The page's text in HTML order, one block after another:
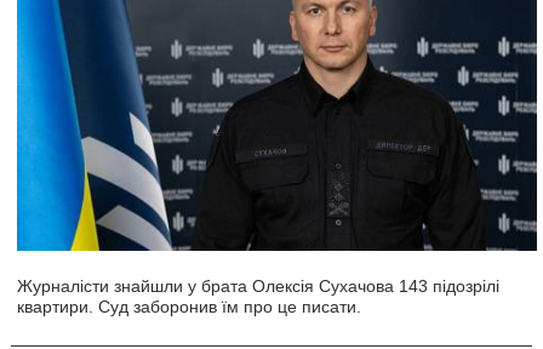
Журналісти знайшли у брата Олексія Сухачова 143 підозрілі
квартири. Суд заборонив їм про це писати.